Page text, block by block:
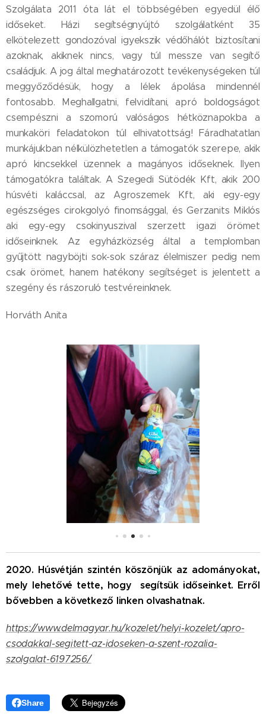
Szolgálata 2011 óta lát el többségében egyedül élő
időseket. Házi segítségnyújtó szolgálatként 35
elkötelezett gondozóval igyekszik védőhálót biztosítani
azoknak, akiknek nincs, vagy túl messze van segítő
családjuk. A jog által meghatározott tevékenységeken túl
meggyőződésük, hogy a lélek ápolása mindennél
fontosabb. Meghallgatni, felvidítani, apró boldogságot
csempészni a szomorú valóságos hétköznapokba a
munkaköri feladatokon túl elhivatottság! Fáradhatatlan
munkájukban nélkülözhetetlen a támogatók szerepe, akik
apró kincsekkel üzennek a magányos időseknek. Ilyen
támogatókra találtak. A Szegedi Sütödék Kft, akik 200
húsvéti kaláccsal, az Agroszemek Kft, aki egy-egy
egészséges cirokgolyó finomsággal, és Gerzanits Miklós
aki egy-egy csokinyuszival szerzett igazi örömet
időseinknek. Az egyházközség által a templomban
gyűjtött nagyböjti sok-sok száraz élelmiszer pedig nem
csak örömet, hanem hatékony segítséget is jelentett a
szegény és rászoruló testvéreinknek.
Horváth Anita
2020. Húsvétján szintén köszönjük az adományokat,
mely lehetővé tette, hogy segítsük időseinket. Erről
bővebben a következő linken olvashatnak.
https://www.delmagyar.hu/kozelet/helyi-kozelet/apro-
csodakkal-segitett-az-idoseken-a-szent-rozalia-
szolgalat-6197256/
Share